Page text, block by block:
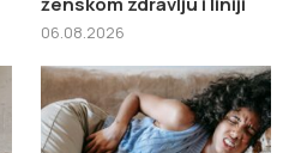
06.08.2026